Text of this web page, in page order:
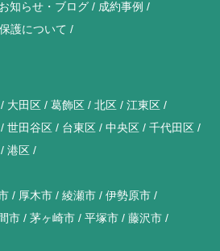
お知らせ・ブログ
成約事例
護について
大田区 葛飾区 北区
江東区
世田谷区 台東区 中央区
千代田区
港区
厚木市 綾瀬市
伊勢原市
市 茅ヶ崎市 平塚市
藤沢市